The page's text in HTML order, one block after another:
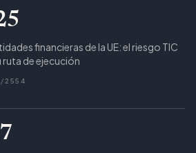
financieras de la UE: el riesgo TIC
ruta de ejecución
2554